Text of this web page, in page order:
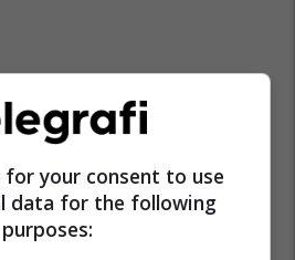
for your consent to use
data for the following
purposes: